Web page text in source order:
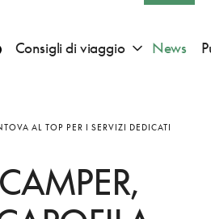
Consigli di viaggio Apri sotto
News
AL TOP PER I SERVIZI DEDICATI